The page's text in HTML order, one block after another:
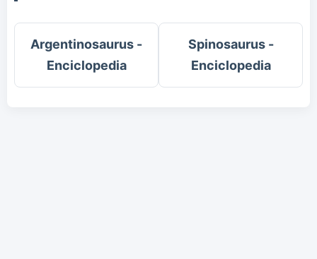
Argentinosaurus -
Enciclopedia
Spinosaurus -
Enciclopedia